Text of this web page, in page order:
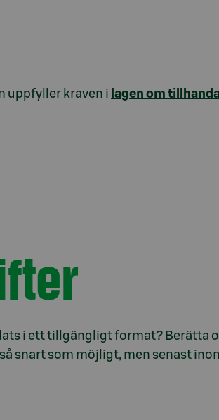
uppfyller kraven i lagen om
i ett tillgängligt format? Berätta
snart som möjligt, men senast